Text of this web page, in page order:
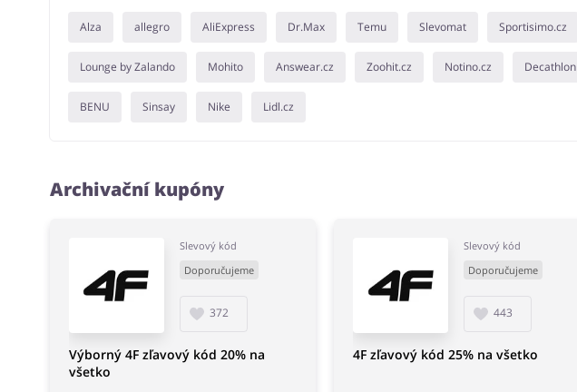
Alza allegro AliExpress Dr.Max Temu Slevomat Sportisimo.cz
Lounge by Zalando Mohito Answear.cz Zoohit.cz Notino.cz Decathlon
BENU Sinsay Nike Lidl.cz
Archivační kupóny
Slevový kód
Doporučujeme
372
Výborný 4F zľavový kód 20% na
všetko
Slevový kód
Doporučujeme
443
4F zľavový kód 25% na všetko